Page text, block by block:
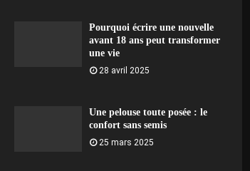
Pourquoi écrire une nouvelle
avant 18 ans peut transformer
une vie
28 avril 2025
Une pelouse toute posée : le
confort sans semis
25 mars 2025